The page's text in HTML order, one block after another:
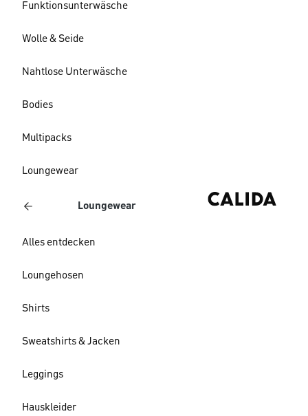
Funktionsunterwäsche
Wolle & Seide
Nahtlose Unterwäsche
Bodies
Multipacks
Loungewear
Loungewear
Alles entdecken
Loungehosen
Shirts
Sweatshirts & Jacken
Leggings
Hauskleider